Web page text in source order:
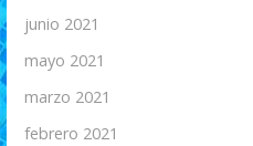
junio 2021
mayo 2021
marzo 2021
febrero 2021